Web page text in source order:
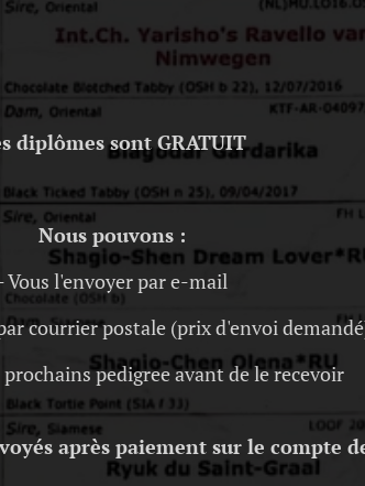
diplômes sont GRATUIT
Nous pouvons :
Vous l'envoyer par e-mail
courrier postale (prix d'envoi
pedigree avant de le recevoir
après paiement sur le compte